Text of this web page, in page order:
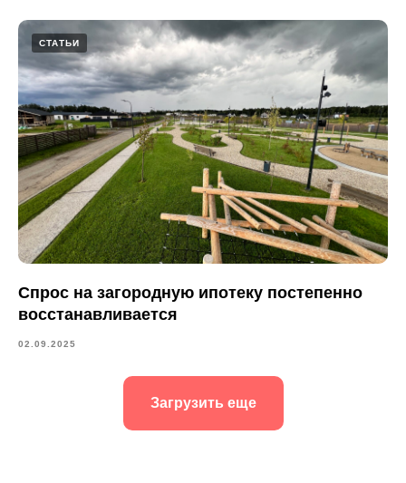
СТАТЬИ
Спрос на загородную ипотеку постепенно
восстанавливается
02.09.2025
Загрузить еще